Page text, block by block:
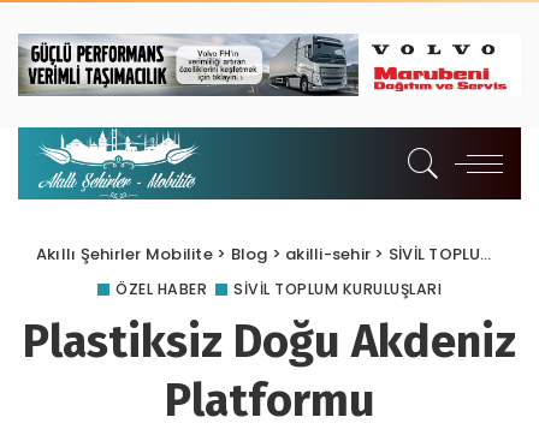
Akıllı Şehirler Mobilite> Blog > akilli-sehir > SİVİL TOPLUM KURULUŞLARI
ÖZEL HABER SİVİL TOPLUM KURULUŞLARI
Plastiksiz Doğu Akdeniz
Platformu